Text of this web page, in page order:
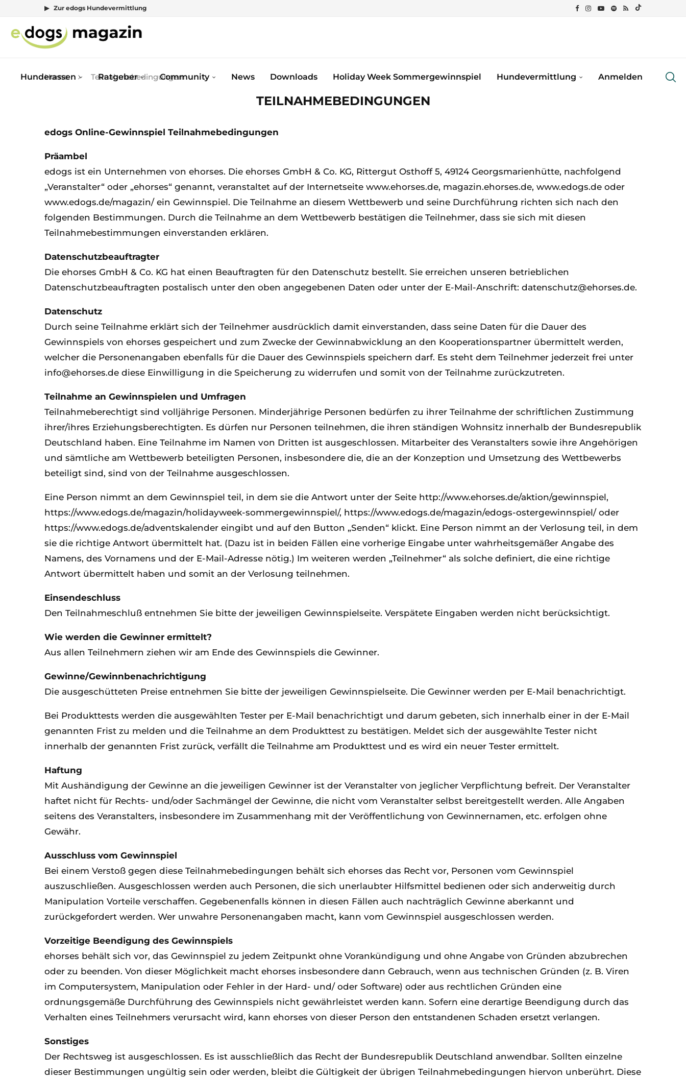
▶ Zur edogs Hundevermittlung
Hunderassen Ratgeber Community News Downloads Holiday Week Sommergewinnspiel Hundevermittlung Anmelden
Home Teilnahmebedingungen
TEILNAHMEBEDINGUNGEN
edogs Online-Gewinnspiel Teilnahmebedingungen
Präambel
edogs ist ein Unternehmen von ehorses. Die ehorses GmbH & Co. KG, Rittergut Osthoff 5, 49124 Georgsmarienhütte, nachfolgend
„Veranstalter“ oder „ehorses“ genannt, veranstaltet auf der Internetseite www.ehorses.de, magazin.ehorses.de, www.edogs.de oder
www.edogs.de/magazin/ ein Gewinnspiel. Die Teilnahme an diesem Wettbewerb und seine Durchführung richten sich nach den
folgenden Bestimmungen. Durch die Teilnahme an dem Wettbewerb bestätigen die Teilnehmer, dass sie sich mit diesen
Teilnahmebestimmungen einverstanden erklären.
Datenschutzbeauftragter
Die ehorses GmbH & Co. KG hat einen Beauftragten für den Datenschutz bestellt. Sie erreichen unseren betrieblichen
Datenschutzbeauftragten postalisch unter den oben angegebenen Daten oder unter der E-Mail-Anschrift: datenschutz@ehorses.de.
Datenschutz
Durch seine Teilnahme erklärt sich der Teilnehmer ausdrücklich damit einverstanden, dass seine Daten für die Dauer des
Gewinnspiels von ehorses gespeichert und zum Zwecke der Gewinnabwicklung an den Kooperationspartner übermittelt werden,
welcher die Personenangaben ebenfalls für die Dauer des Gewinnspiels speichern darf. Es steht dem Teilnehmer jederzeit frei unter
info@ehorses.de diese Einwilligung in die Speicherung zu widerrufen und somit von der Teilnahme zurückzutreten.
Teilnahme an Gewinnspielen und Umfragen
Teilnahmeberechtigt sind volljährige Personen. Minderjährige Personen bedürfen zu ihrer Teilnahme der schriftlichen Zustimmung
ihrer/ihres Erziehungsberechtigten. Es dürfen nur Personen teilnehmen, die ihren ständigen Wohnsitz innerhalb der Bundesrepublik
Deutschland haben. Eine Teilnahme im Namen von Dritten ist ausgeschlossen. Mitarbeiter des Veranstalters sowie ihre Angehörigen
und sämtliche am Wettbewerb beteiligten Personen, insbesondere die, die an der Konzeption und Umsetzung des Wettbewerbs
beteiligt sind, sind von der Teilnahme ausgeschlossen.
Eine Person nimmt an dem Gewinnspiel teil, in dem sie die Antwort unter der Seite http://www.ehorses.de/aktion/gewinnspiel,
https://www.edogs.de/magazin/holidayweek-sommergewinnspiel/, https://www.edogs.de/magazin/edogs-ostergewinnspiel/ oder
https://www.edogs.de/adventskalender eingibt und auf den Button „Senden“ klickt. Eine Person nimmt an der Verlosung teil, in dem
sie die richtige Antwort übermittelt hat. (Dazu ist in beiden Fällen eine vorherige Eingabe unter wahrheitsgemäßer Angabe des
Namens, des Vornamens und der E-Mail-Adresse nötig.) Im weiteren werden „Teilnehmer“ als solche definiert, die eine richtige
Antwort übermittelt haben und somit an der Verlosung teilnehmen.
Einsendeschluss
Den Teilnahmeschluß entnehmen Sie bitte der jeweiligen Gewinnspielseite. Verspätete Eingaben werden nicht berücksichtigt.
Wie werden die Gewinner ermittelt?
Aus allen Teilnehmern ziehen wir am Ende des Gewinnspiels die Gewinner.
Gewinne/Gewinnbenachrichtigung
Die ausgeschütteten Preise entnehmen Sie bitte der jeweiligen Gewinnspielseite. Die Gewinner werden per E-Mail benachrichtigt.
Bei Produkttests werden die ausgewählten Tester per E-Mail benachrichtigt und darum gebeten, sich innerhalb einer in der E-Mail
genannten Frist zu melden und die Teilnahme an dem Produkttest zu bestätigen. Meldet sich der ausgewählte Tester nicht
innerhalb der genannten Frist zurück, verfällt die Teilnahme am Produkttest und es wird ein neuer Tester ermittelt.
Haftung
Mit Aushändigung der Gewinne an die jeweiligen Gewinner ist der Veranstalter von jeglicher Verpflichtung befreit. Der Veranstalter
haftet nicht für Rechts- und/oder Sachmängel der Gewinne, die nicht vom Veranstalter selbst bereitgestellt werden. Alle Angaben
seitens des Veranstalters, insbesondere im Zusammenhang mit der Veröffentlichung von Gewinnernamen, etc. erfolgen ohne
Gewähr.
Ausschluss vom Gewinnspiel
Bei einem Verstoß gegen diese Teilnahmebedingungen behält sich ehorses das Recht vor, Personen vom Gewinnspiel
auszuschließen. Ausgeschlossen werden auch Personen, die sich unerlaubter Hilfsmittel bedienen oder sich anderweitig durch
Manipulation Vorteile verschaffen. Gegebenenfalls können in diesen Fällen auch nachträglich Gewinne aberkannt und
zurückgefordert werden. Wer unwahre Personenangaben macht, kann vom Gewinnspiel ausgeschlossen werden.
Vorzeitige Beendigung des Gewinnspiels
ehorses behält sich vor, das Gewinnspiel zu jedem Zeitpunkt ohne Vorankündigung und ohne Angabe von Gründen abzubrechen
oder zu beenden. Von dieser Möglichkeit macht ehorses insbesondere dann Gebrauch, wenn aus technischen Gründen (z. B. Viren
im Computersystem, Manipulation oder Fehler in der Hard- und/ oder Software) oder aus rechtlichen Gründen eine
ordnungsgemäße Durchführung des Gewinnspiels nicht gewährleistet werden kann. Sofern eine derartige Beendigung durch das
Verhalten eines Teilnehmers verursacht wird, kann ehorses von dieser Person den entstandenen Schaden ersetzt verlangen.
Sonstiges
Der Rechtsweg ist ausgeschlossen. Es ist ausschließlich das Recht der Bundesrepublik Deutschland anwendbar. Sollten einzelne
dieser Bestimmungen ungültig sein oder werden, bleibt die Gültigkeit der übrigen Teilnahmebedingungen hiervon unberührt. Diese